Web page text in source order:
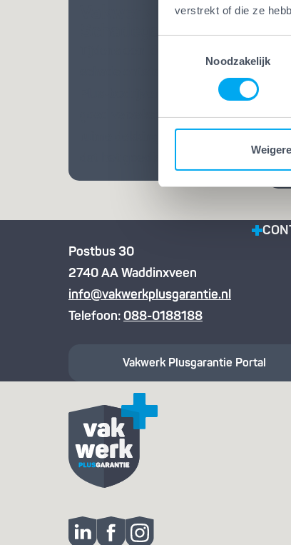
verstrekt of die ze
Noodzakelijk
Vakwerk Plus
Schadegarantie
Plus-bedrijven ben je extra
goed verzekerd. Dankzij een
Postbus 30
2740 AA Waddinxveen
info@vakwerkplusgarantie.nl
Telefoon: 088-0188188
Vakwerk Plusgarantie Portal